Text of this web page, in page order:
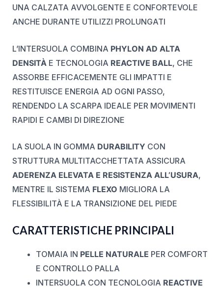
UNA CALZATA AVVOLGENTE E CONFORTEVOLE
ANCHE DURANTE UTILIZZI PROLUNGATI
L’INTERSUOLA COMBINA PHYLON AD ALTA
DENSITÀ E TECNOLOGIA REACTIVE BALL, CHE
ASSORBE EFFICACEMENTE GLI IMPATTI E
RESTITUISCE ENERGIA AD OGNI PASSO,
RENDENDO LA SCARPA IDEALE PER MOVIMENTI
RAPIDI E CAMBI DI DIREZIONE
LA SUOLA IN GOMMA DURABILITY CON
STRUTTURA MULTITACCHETTATA ASSICURA
ADERENZA ELEVATA E RESISTENZA ALL’USURA,
MENTRE IL SISTEMA FLEXO MIGLIORA LA
FLESSIBILITÀ E LA TRANSIZIONE DEL PIEDE
CARATTERISTICHE PRINCIPALI
TOMAIA IN PELLE NATURALE PER COMFORT
E CONTROLLO PALLA
INTERSUOLA CON TECNOLOGIA REACTIVE